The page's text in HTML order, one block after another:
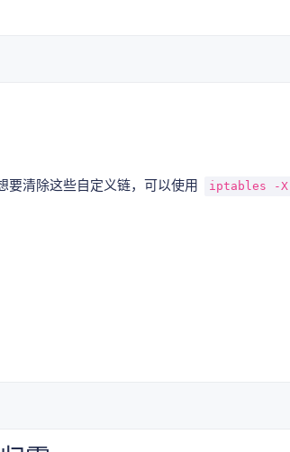
要清除这些自定义链，可以使用 iptables -X